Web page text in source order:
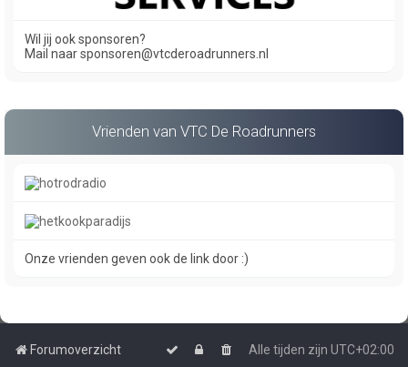
Wil jij ook sponsoren?
Mail naar sponsoren@vtcderoadrunners.nl
Vrienden van VTC De Roadrunners
Onze vrienden geven ook de link door :)
Forumoverzicht Alle tijden zijn UTC+02:00